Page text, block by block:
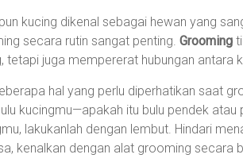
kucing dikenal sebagai hewan yang
secara rutin sangat penting. Grooming
tetapi juga mempererat hubungan antara
hal yang perlu diperhatikan saat
kucingmu—apakah itu bulu pendek
lakukanlah dengan lembut. Hindari
kenalkan dengan alat grooming secara